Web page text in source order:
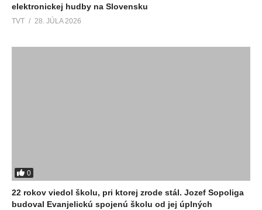
elektronickej hudby na Slovensku
TVT 28. JÚLA 2026
0
22 rokov viedol školu, pri ktorej zrode stál. Jozef Sopoliga
budoval Evanjelickú spojenú školu od jej úplných